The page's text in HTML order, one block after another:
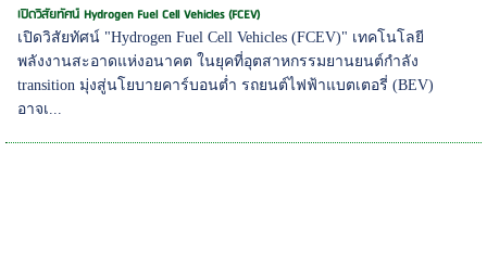
เปิดวิสัยทัศน์ Hydrogen Fuel Cell Vehicles (FCEV)
เปิดวิสัยทัศน์ "Hydrogen Fuel Cell Vehicles (FCEV)" เทคโนโลยี
พลังงานสะอาดแห่งอนาคต ในยุคที่อุตสาหกรรมยานยนต์กำลัง
transition มุ่งสู่นโยบายคาร์บอนต่ำ รถยนต์ไฟฟ้าแบตเตอรี่ (BEV)
อาจเ...